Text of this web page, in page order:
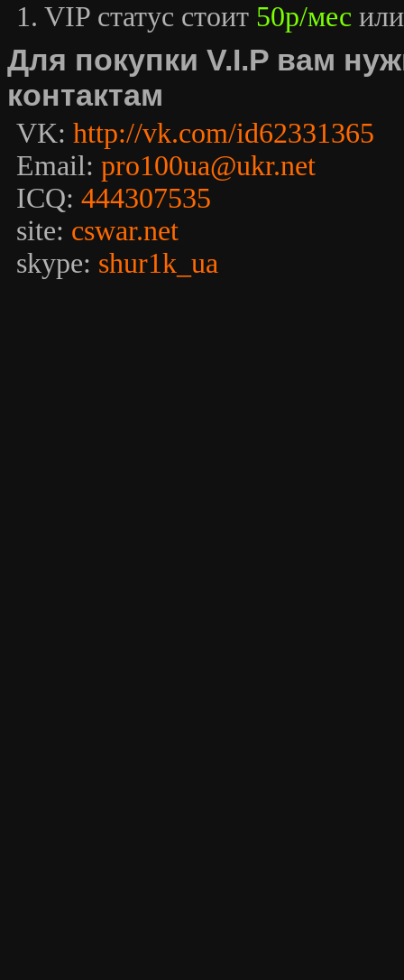
1. VIP статус стоит 50р/мес
Для покупки V.I.P вам
контактам
VK: http://vk.com/id62331365
Email: pro100ua@ukr.net
ICQ: 444307535
site: cswar.net
skype: shur1k_ua